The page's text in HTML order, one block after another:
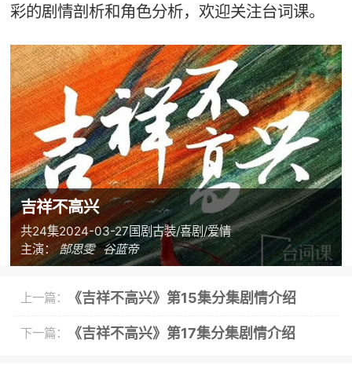
彩的剧情剖析和角色分析，欢迎关注台词课。
吉祥不高兴
共24集2024-03-27国剧古装/喜剧/爱情
主演：郜思雯 谷蓝帝
上一篇： 《吉祥不高兴》第15集分集剧情介绍
下一篇： 《吉祥不高兴》第17集分集剧情介绍